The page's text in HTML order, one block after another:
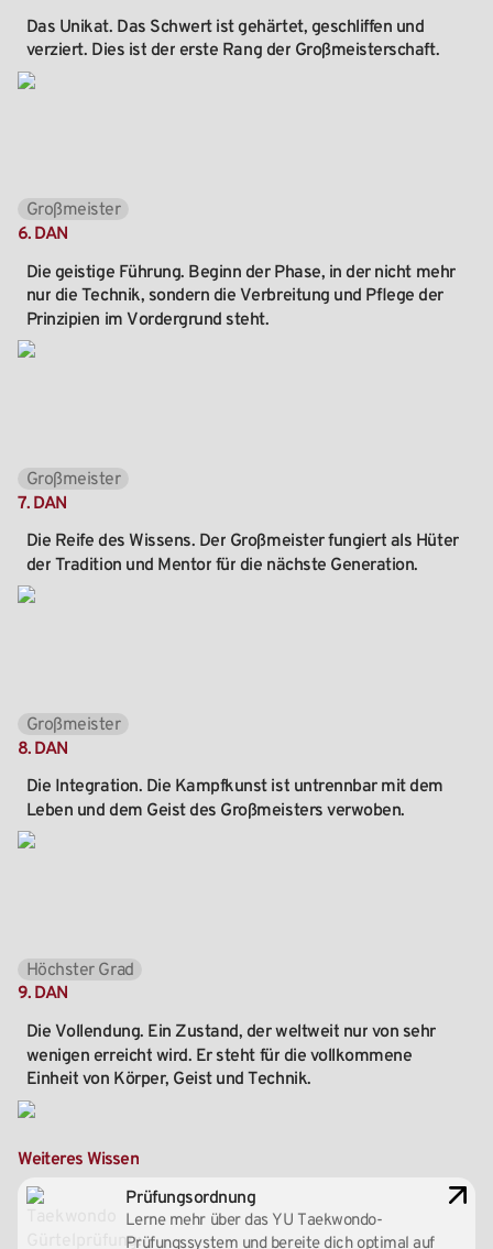
Das Unikat. Das Schwert istgehärtet, geschliffen und
verziert. Dies ist der erste Rang der Großmeisterschaft.
Großmeister
6. DAN
Die geistige Führung. Beginn der Phase, in der nicht mehr
nur die Technik, sondern die Verbreitung und Pflege der
Prinzipien im Vordergrund steht.
Großmeister
7. DAN
Die Reife des Wissens. Der Großmeisterfungiert als Hüter
der Tradition und Mentor für die nächste Generation.
Großmeister
8. DAN
Die Integration. Die Kampfkunst ist untrennbar mitdem
Leben und dem Geistdes Großmeisters verwoben.
Höchster Grad
9. DAN
Die Vollendung. Ein Zustand, derweltweit nur von sehr
wenigen erreicht wird. Er steht für die vollkommene
Einheit von Körper, Geist und Technik.
Weiteres Wissen
Prüfungsordnung
Lerne mehr über das YU Taekwondo-
Prüfungssystem und bereite dich optimal auf